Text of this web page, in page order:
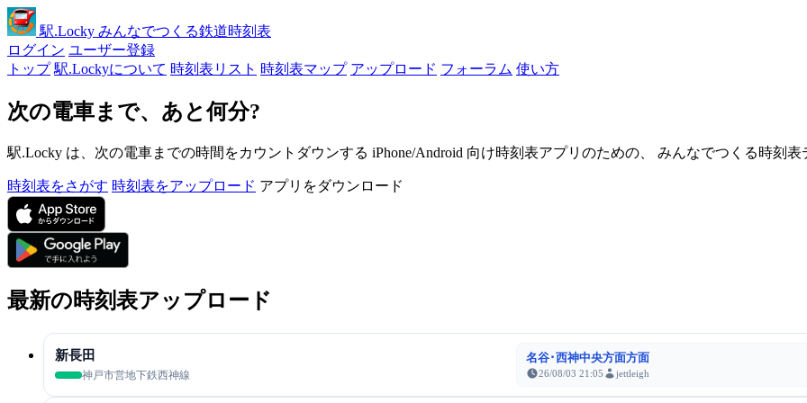
駅.Locky みんなでつくる鉄道時刻表
ログイン ユーザー登録
トップ 駅.Lockyについて 時刻表リスト 時刻表マップ アップロード フォーラム 使い方
次の電車まで、あと何分?
駅.Locky は、次の電車までの時間をカウントダウンする iPhone/Android 向け時刻表アプリのための、 みんなでつくる時刻表
時刻表をさがす 時刻表をアップロード アプリをダウンロード
最新の時刻表アップロード
新長田
神戸市営地下鉄西神線
名谷･西神中央方面方面
26/08/03 21:05 jettleigh